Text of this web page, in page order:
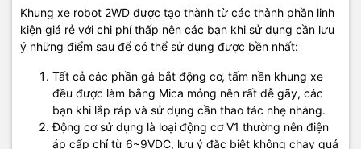
Khung xe robot 2WD được tạo thành từ các thành phần linh
kiện giá rẻ với chi phí thấp nên các bạn khi sử dụng cần lưu
ý những điểm sau để có thể sử dụng được bền nhất:
Tất cả các phần gá bắt động cơ, tấm nền khung xe
đều được làm bằng Mica mỏng nên rất dễ gãy, các
bạn khi lắp ráp và sử dụng cần thao tác nhẹ nhàng.
Động cơ sử dụng là loại động cơ V1 thường nên điện
áp cấp chỉ từ 6~9VDC, lưu ý đặc biệt không chạy quá